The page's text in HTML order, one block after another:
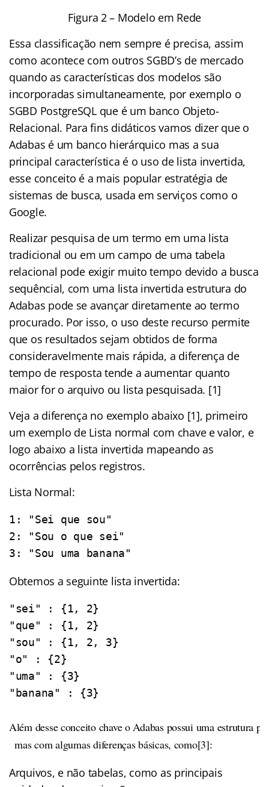
Figura 2 – Modelo em Rede
Essa classificação nem sempre é precisa, assim
como acontece com outros SGBD’s de mercado
quando as características dos modelos são
incorporadas simultaneamente, por exemplo o
SGBD PostgreSQL que é um banco Objeto-
Relacional. Para fins didáticos vamos dizer que o
Adabas é um banco hierárquico mas a sua
principal característica é o uso de lista invertida,
esse conceito é a mais popular estratégia de
sistemas de busca, usada em serviços como o
Google.
Realizar pesquisa de um termo em uma lista
tradicional ou em um campo de uma tabela
relacional pode exigir muito tempo devido a busca
sequêncial, com uma lista invertida estrutura do
Adabas pode se avançar diretamente ao termo
procurado. Por isso, o uso deste recurso permite
que os resultados sejam obtidos de forma
consideravelmente mais rápida, a diferença de
tempo de resposta tende a aumentar quanto
maior for o arquivo ou lista pesquisada. [1]
Veja a diferença no exemplo abaixo [1], primeiro
um exemplo de Lista normal com chave e valor, e
logo abaixo a lista invertida mapeando as
ocorrências pelos registros.
Lista Normal:
1: "Sei que sou"
2: "Sou o que sei"
Obtemos a seguinte lista invertida:
"sei" : {1, 2}
"que" : {1, 2}
"sou" : {1, 2, 3}
"o" : {2}
"uma" : {3}
"banana" : {3}
Além desse conceito chave o Adabas possui uma estrutura
  mas com algumas diferenças básicas, como[3]:
Arquivos, e não tabelas, como as principais